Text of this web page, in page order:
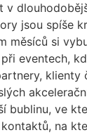
v
jsou spíše
měsíců si
eventech,
klienty
bublinu, ve
na